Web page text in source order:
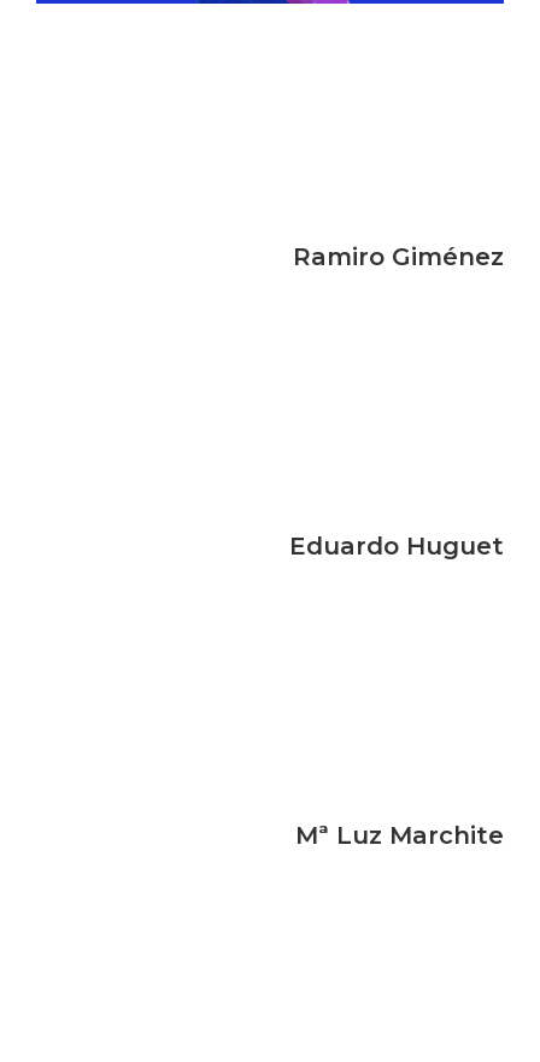
Ramiro Giménez
Eduardo Huguet
Mª Luz Marchite